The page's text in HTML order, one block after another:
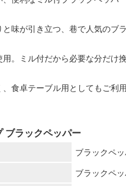
味が引き立つ、巷で人気のブ
。ミル付だから必要な分だけ
食卓テーブル用としてもご利用
ブラックペッパー
ブラックペ
ブラックペ